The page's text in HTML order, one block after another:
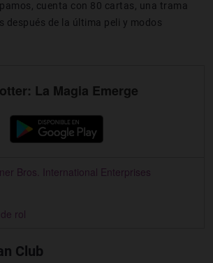
cuenta con 80 cartas, una trama
después de la última peli y modos
La Magia Emerge
Bros. International Enterprises
rol
Club